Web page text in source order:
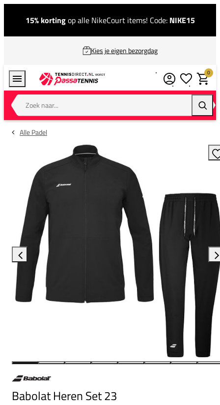
15% kortingop alle NikeCourt items! Code: NIKE15
Kies je eigen bezorgdag
Zoek naar...
0
Alle Padel
Babolat Heren Set 23